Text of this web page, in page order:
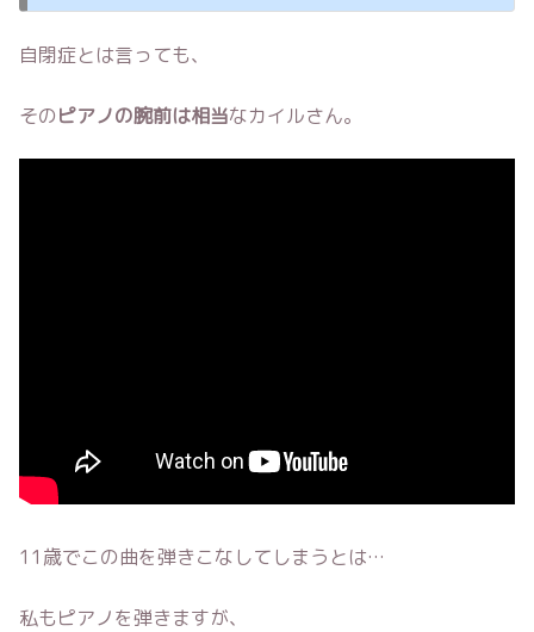
自閉症とは言っても、
そのピアノの腕前は相当なカイルさん。
11歳でこの曲を弾きこなしてしまうとは…
私もピアノを弾きますが、